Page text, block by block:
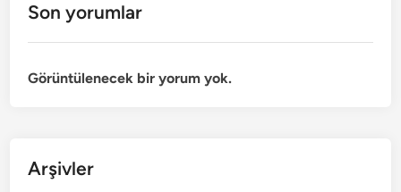
Son yorumlar
Görüntülenecek bir yorum yok.
Arşivler